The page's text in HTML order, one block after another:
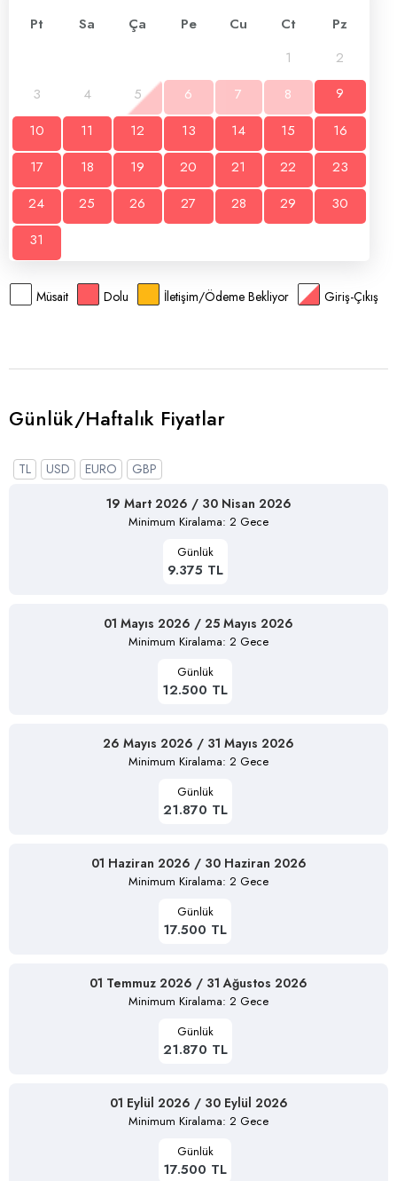
Pt Sa Ça Pe Cu Ct
Pz
1
2
3
4 5 6 7 8 9
10 11 12 13 14 15
16
17
18 19 20 21 22
23
24
25 26 27 28 29
30
31
Müsait Dolu İletişim/Ödeme Bekliyor Giriş-Çıkış
Günlük/Haftalık Fiyatlar
TL USD EURO
GBP
19 Mart 2026 / 30 Nisan 2026
Minimum Kiralama: 2 Gece
Günlük
9.375 TL
01 Mayıs 2026 / 25 Mayıs 2026
Minimum Kiralama: 2 Gece
Günlük
12.500 TL
26 Mayıs 2026 / 31 Mayıs 2026
Minimum Kiralama: 2 Gece
Günlük
21.870 TL
01 Haziran 2026 / 30 Haziran 2026
Minimum Kiralama: 2 Gece
Günlük
17.500 TL
01 Temmuz 2026 / 31 Ağustos 2026
Minimum Kiralama: 2 Gece
Günlük
21.870 TL
01 Eylül 2026 / 30 Eylül 2026
Minimum Kiralama: 2 Gece
Günlük
17.500 TL